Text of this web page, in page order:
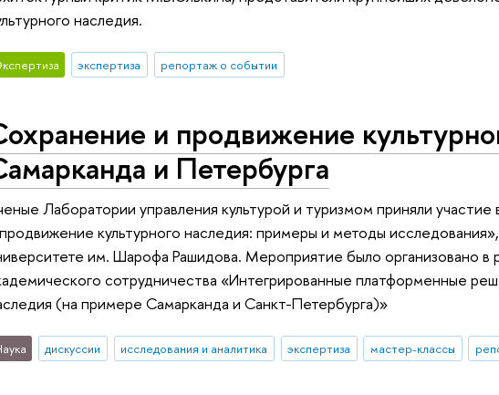
наследия.
экспертиза репортаж о событии
и продвижение
и Петербурга
Лаборатории управления культурой и туризмом приняли
культурного наследия: примеры и методы
им. Шарофа Рашидова. Мероприятие было организовано
сотрудничества «Интегрированные платформенные
(на примере Самарканда и Санкт-Петербурга)»
дискуссии исследования и аналитика экспертиза мастер-классы